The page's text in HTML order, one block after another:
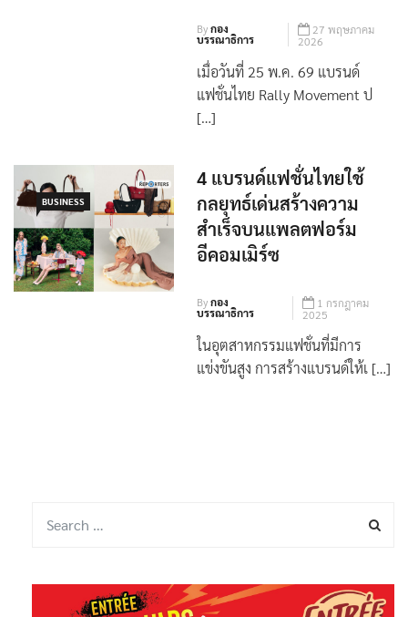
Byกอง
บรรณาธิการ
27 พฤษภาคม
2026
เมื่อวันที่ 25 พ.ค. 69 แบรนด์
แฟชั่นไทย Rally Movement ป
[…]
BUSINESS
4 แบรนด์แฟชั่นไทยใช้
กลยุทธ์เด่นสร้างความ
สำเร็จบนแพลตฟอร์ม
อีคอมเมิร์ซ
Byกอง
บรรณาธิการ
1 กรกฎาคม
2025
ในอุตสาหกรรมแฟชั่นที่มีการ
แข่งขันสูง การสร้างแบรนด์ให้เ […]